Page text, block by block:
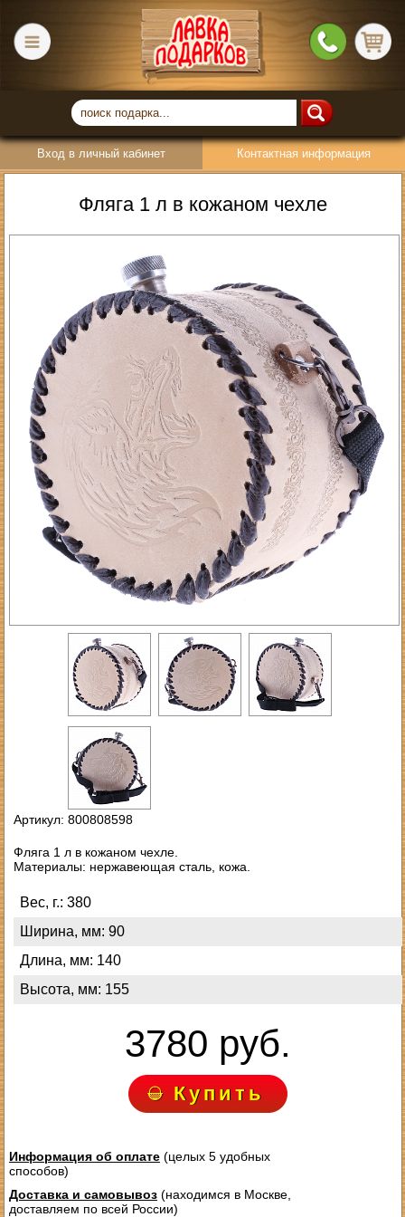
Вход в личный кабинет Контактная информация
Фляга 1 л в кожаном чехле
Артикул: 800808598
Фляга 1 л в кожаном чехле.
Материалы: нержавеющая сталь, кожа.
Вес, г.: 380
Ширина, мм: 90
Длина, мм: 140
Высота, мм: 155
3780 руб.
Купить
Информация об оплате(целых 5 удобных
способов)
Доставка и самовывоз(находимся в Москве,
доставляем по всей России)